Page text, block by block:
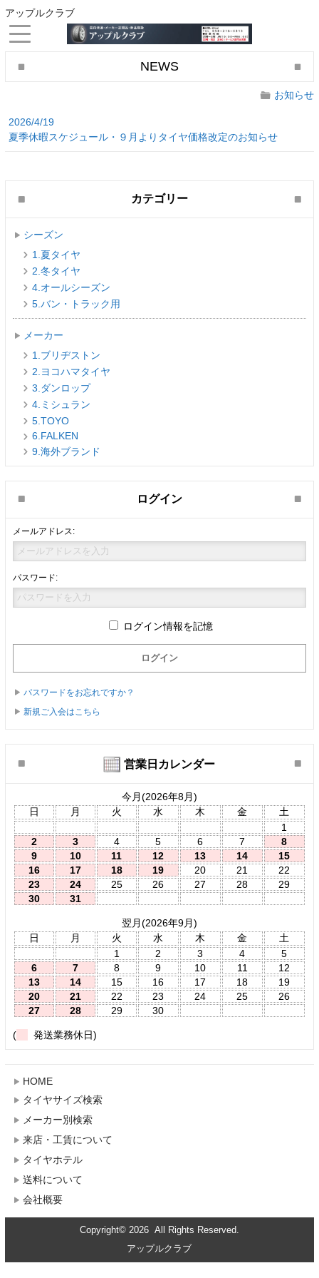
アップルクラブ
NEWS
お知らせ
2026/4/19
夏季休暇スケジュール・９月よりタイヤ価格改定のお知らせ
カテゴリー
シーズン
1.夏タイヤ
2.冬タイヤ
4.オールシーズン
5.バン・トラック用
メーカー
1.ブリヂストン
2.ヨコハマタイヤ
3.ダンロップ
4.ミシュラン
5.TOYO
6.FALKEN
9.海外ブランド
ログイン
メールアドレス:
パスワード:
ログイン情報を記憶
パスワードをお忘れですか？
新規ご入会はこちら
営業日カレンダー
今月(2026年8月)
日
月 火 水 木 金
土
1
2
3 4 5 6 7
8
9
10 11 12 13 14
15
16
17 18 19 20 21
22
23
24 25 26 27 28
29
30
31
翌月(2026年9月)
日
月 火 水 木 金
土
1
2 3 4
5
6
7 8 9 10 11
12
13
14 15 16 17 18
19
20
21 22 23 24 25
26
27
28 29 30
( 発送業務休日)
HOME
タイヤサイズ検索
メーカー別検索
来店・工賃について
タイヤホテル
送料について
会社概要
Copyright© 2026 All Rights Reserved.
アップルクラブ